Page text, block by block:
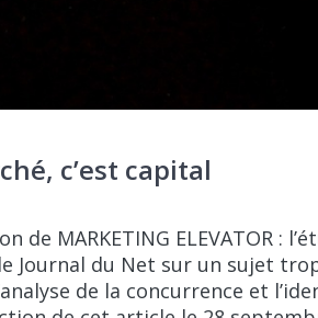
c’est capital
MARKETING ELEVATOR :
Journal du Net sur un sujet
de la concurrence et